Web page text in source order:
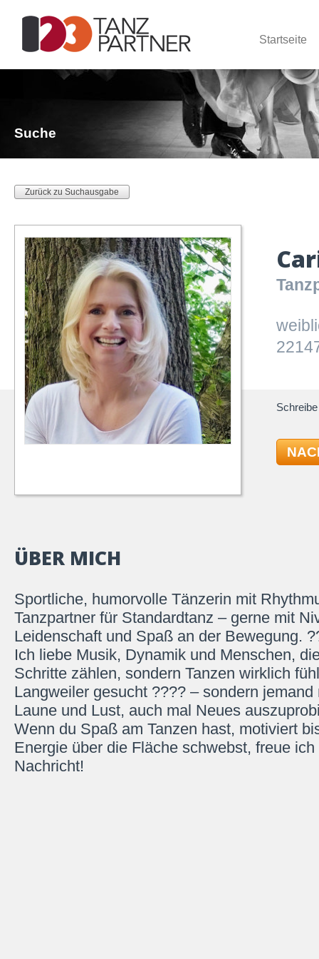
Startseite
Suche
Zurück zu Suchausgabe
ÜBER MICH
Sportliche, humorvolle Tänzerin mit
Tanzpartner für Standardtanz – gerne mit
Leidenschaft und Spaß an der Bewegung.
Ich liebe Musik, Dynamik und Menschen,
Schritte zählen, sondern Tanzen wirklich
Langweiler gesucht ???? – sondern jemand
Laune und Lust, auch mal Neues
Wenn du Spaß am Tanzen hast, motiviert
Energie über die Fläche schwebst, freue
Nachricht!